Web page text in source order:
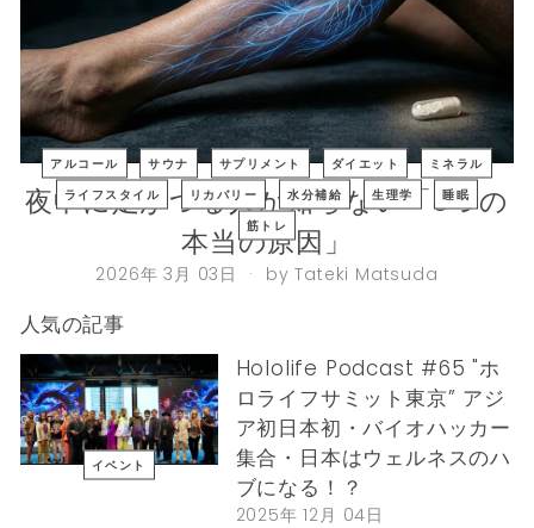
し
ま
す
n
t
e
r
J
a
アルコール サウナ サプリメント ダイエット
ミネラル
ライフスタイル
リカバリー 水分補給 生理学
睡眠
筋トレ
夜中に足がつる人が知らない「5つの
本当の原因」
2026年 3月 03日 by Tateki Matsuda
人気の記事
イベント
Hololife Podcast #65 "ホ
ロライフサミット東京” アジ
ア初日本初・バイオハッカー
集合・日本はウェルネスのハ
ブになる！？
2025年 12月 04日